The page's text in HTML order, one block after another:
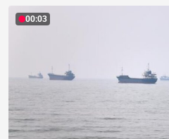
00:03